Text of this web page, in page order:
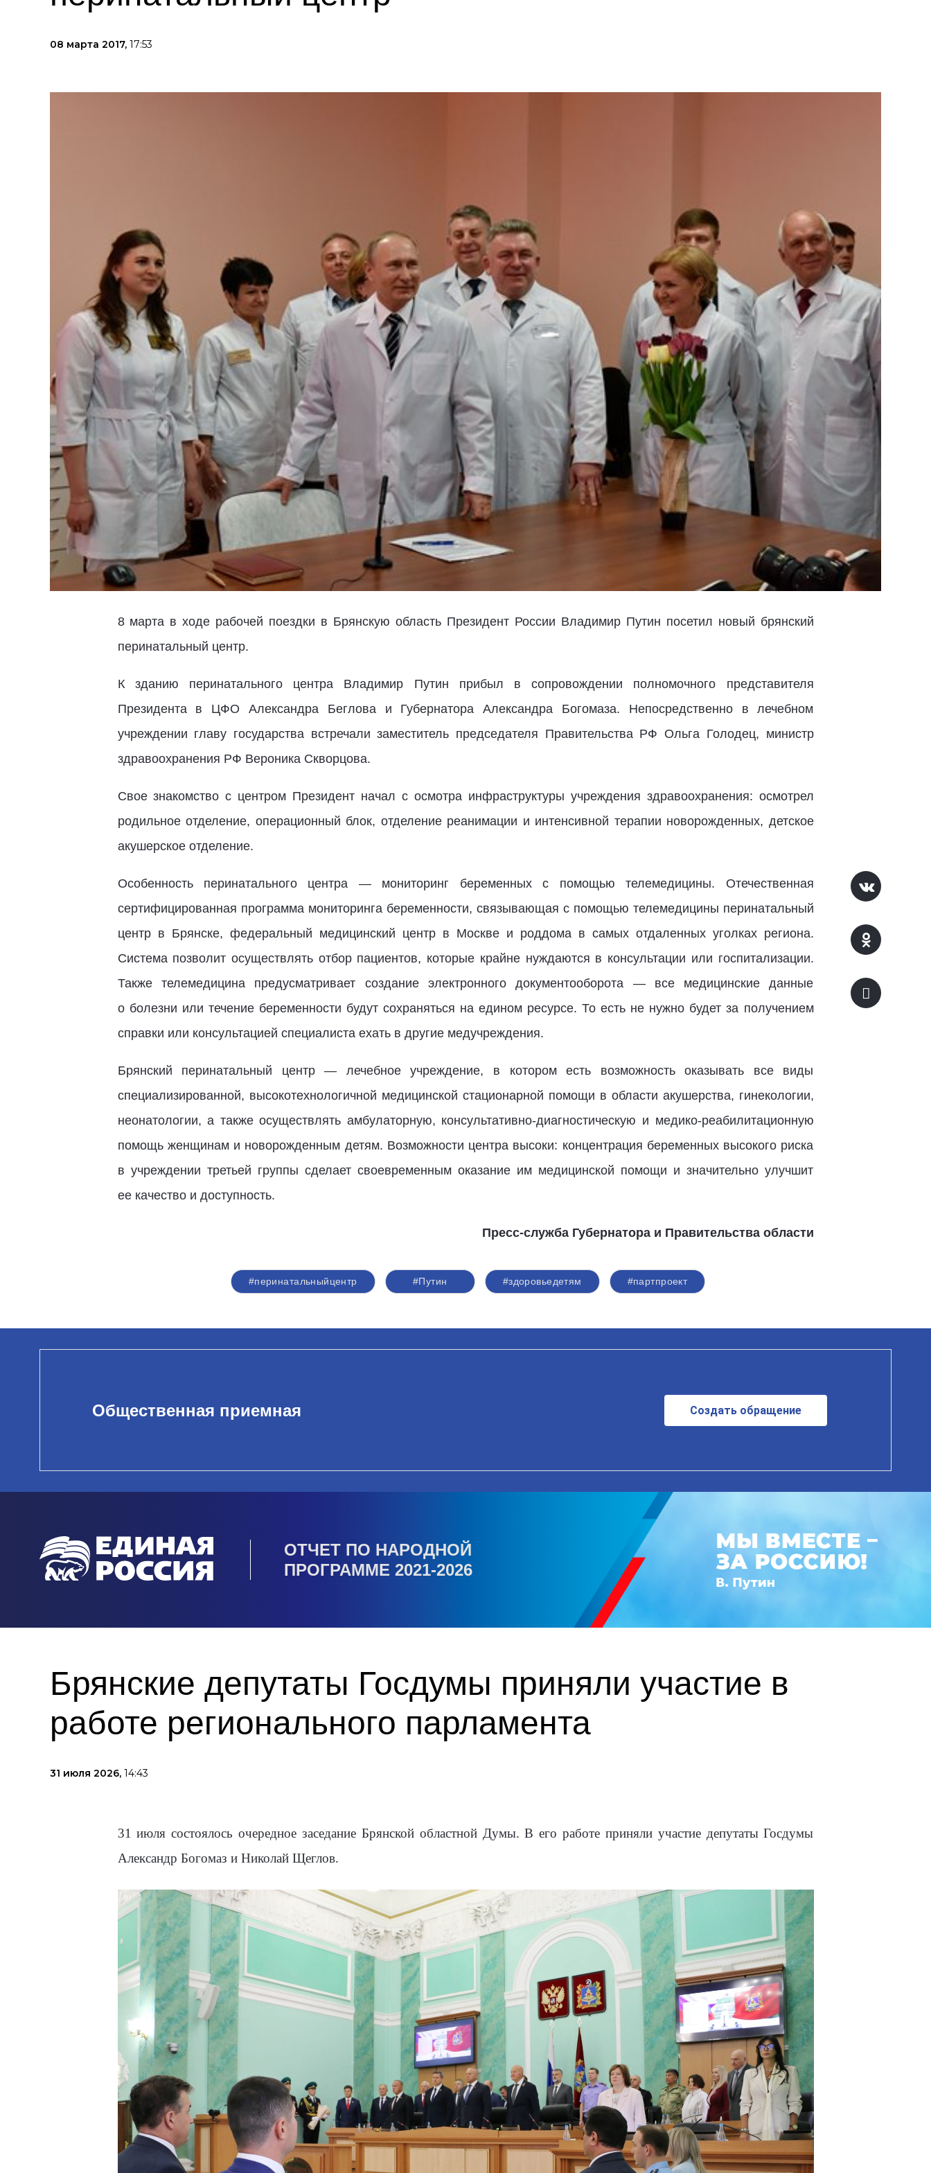
08 марта 2017, 17:53
8 марта в ходе рабочей поездки в Брянскую область Президент России Владимир Путин посетил новый брянский
перинатальный центр.
К зданию перинатального центра Владимир Путин прибыл в сопровождении полномочного представителя
Президента в ЦФО Александра Беглова и Губернатора Александра Богомаза. Непосредственно в лечебном
учреждении главу государства встречали заместитель председателя Правительства РФ Ольга Голодец, министр
здравоохранения РФ Вероника Скворцова.
Свое знакомство с центром Президент начал с осмотра инфраструктуры учреждения здравоохранения: осмотрел
родильное отделение, операционный блок, отделение реанимации и интенсивной терапии новорожденных, детское
акушерское отделение.
Особенность перинатального центра — мониторинг беременных с помощью телемедицины. Отечественная
сертифицированная программа мониторинга беременности, связывающая с помощью телемедицины перинатальный
центр в Брянске, федеральный медицинский центр в Москве и роддома в самых отдаленных уголках региона.
Система позволит осуществлять отбор пациентов, которые крайне нуждаются в консультации или госпитализации.
Также телемедицина предусматривает создание электронного документооборота — все медицинские данные
о болезни или течение беременности будут сохраняться на едином ресурсе. То есть не нужно будет за получением
справки или консультацией специалиста ехать в другие медучреждения.
Брянский перинатальный центр — лечебное учреждение, в котором есть возможность оказывать все виды
специализированной, высокотехнологичной медицинской стационарной помощи в области акушерства, гинекологии,
неонатологии, а также осуществлять амбулаторную, консультативно-диагностическую и медико-реабилитационную
помощь женщинам и новорожденным детям. Возможности центра высоки: концентрация беременных высокого риска
в учреждении третьей группы сделает своевременным оказание им медицинской помощи и значительно улучшит
ее качество и доступность.
Пресс-служба Губернатора и Правительства области
#перинатальныйцентр #Путин #здоровьедетям #партпроект
Общественная приемная Создать обращение
ОТЧЕТ ПО НАРОДНОЙ
ПРОГРАММЕ 2021-2026
Брянские депутаты Госдумы приняли участие в
работе регионального парламента
31 июля 2026, 14:43
31 июля состоялось очередное заседание Брянской областной Думы. В его работе приняли участие депутаты Госдумы
Александр Богомаз и Николай Щеглов.